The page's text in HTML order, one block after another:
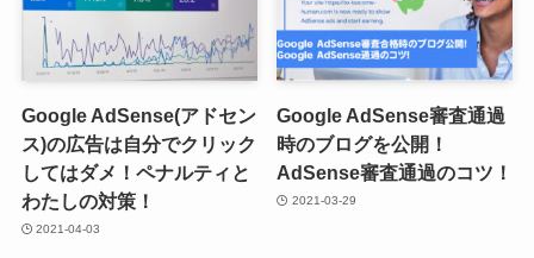
Google AdSense(アドセン
ス)の広告は自分でクリック
してはダメ！ペナルティと
わたしの対策！
2021-04-03
Google AdSense審査通過
時のブログを公開！
AdSense審査通過のコツ！
2021-03-29